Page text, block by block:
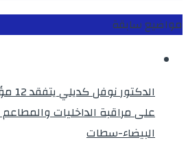
مواضيع سابقة
على مراقبة الداخليات والمطاعم
البيضاء-سطات